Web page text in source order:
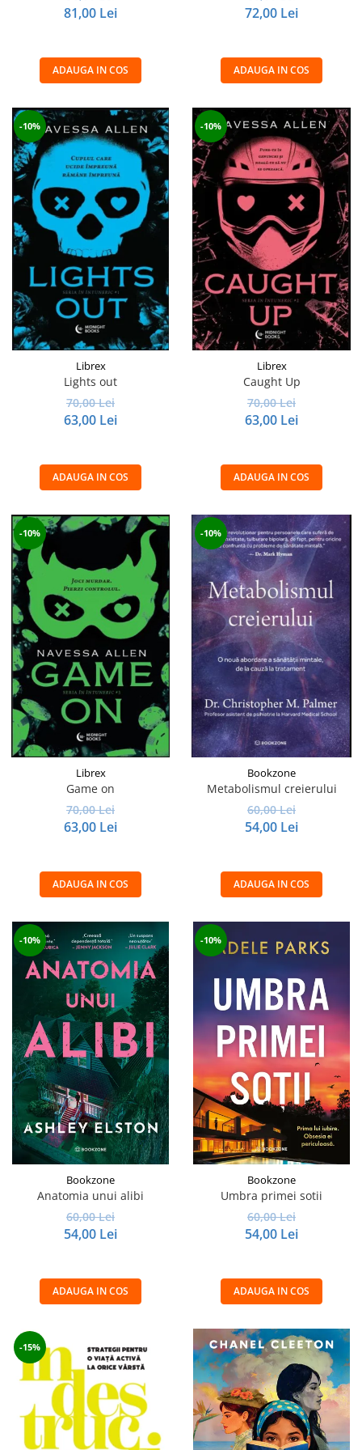
81,00 Lei
ADAUGA IN COS
72,00 Lei
ADAUGA IN COS
-10%
Librex
Lights out
70,00 Lei
63,00 Lei
ADAUGA IN COS
-10%
Librex
Caught Up
70,00 Lei
63,00 Lei
ADAUGA IN COS
-10%
Librex
Game on
70,00 Lei
63,00 Lei
ADAUGA IN COS
-10%
Bookzone
Metabolismul creierului
60,00 Lei
54,00 Lei
ADAUGA IN COS
-10%
Bookzone
Anatomia unui alibi
60,00 Lei
54,00 Lei
ADAUGA IN COS
-10%
Bookzone
Umbra primei sotii
60,00 Lei
54,00 Lei
ADAUGA IN COS
-15%